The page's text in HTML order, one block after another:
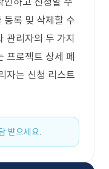
등록 및 삭제할 수
관리자의 두 가지
프로젝트 상세 페
자는 신청 리스트
받으세요.